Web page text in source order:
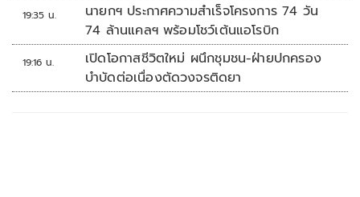
19:35 น.
นายกฯ ประกาศความสำเร็จโครงการ 74 วัน
74 ล้านแคลฯ พร้อมโชว์เต้นแอโรบิก
19:16 น.
เปิดโอกาสชีวิตใหม่ ผนึกชุมชน-ฝ่ายปกครอง
บำบัดต่อเนื่องตัดวงจรติดยา